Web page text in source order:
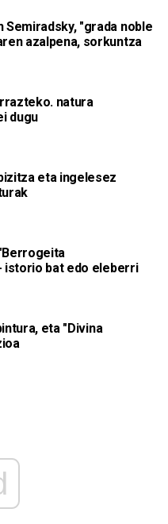
Semiradsky, "grada noble
azalpena, sorkuntza
natura
dugu
eta ingelesez
istorio bat edo eleberri
eta "Divina